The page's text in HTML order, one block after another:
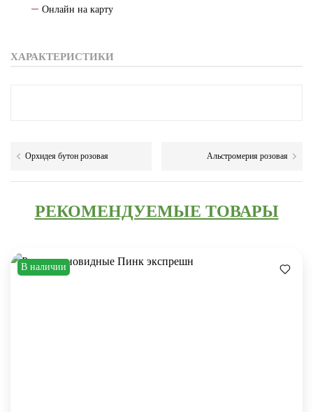
Онлайн на карту
ХАРАКТЕРИСТИКИ
Орхидея бутон розовая Альстромерия розовая
РЕКОМЕНДУЕМЫЕ ТОВАРЫ
В наличии